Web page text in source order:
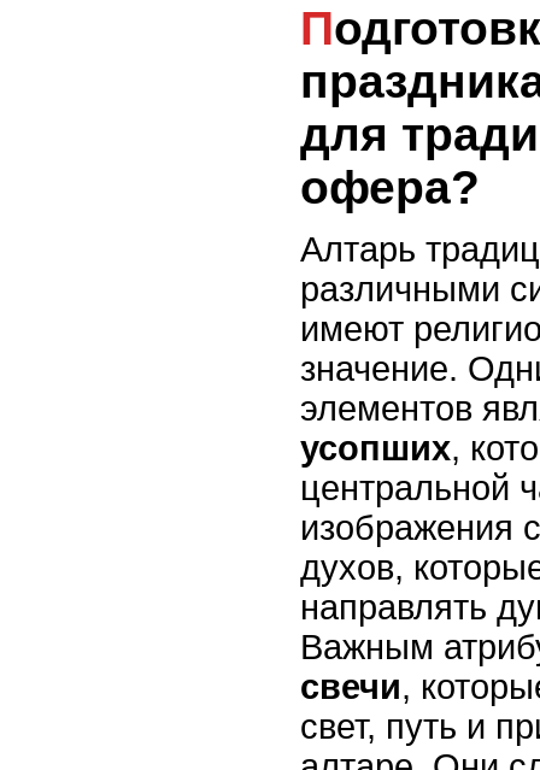
Подготовка алтаря для
для
офера?
Алтарь
различными
имеют
значение.
элементов
усопших,
центральной
изображения
духов,
направлять
Важным
свечи,
свет, путь и